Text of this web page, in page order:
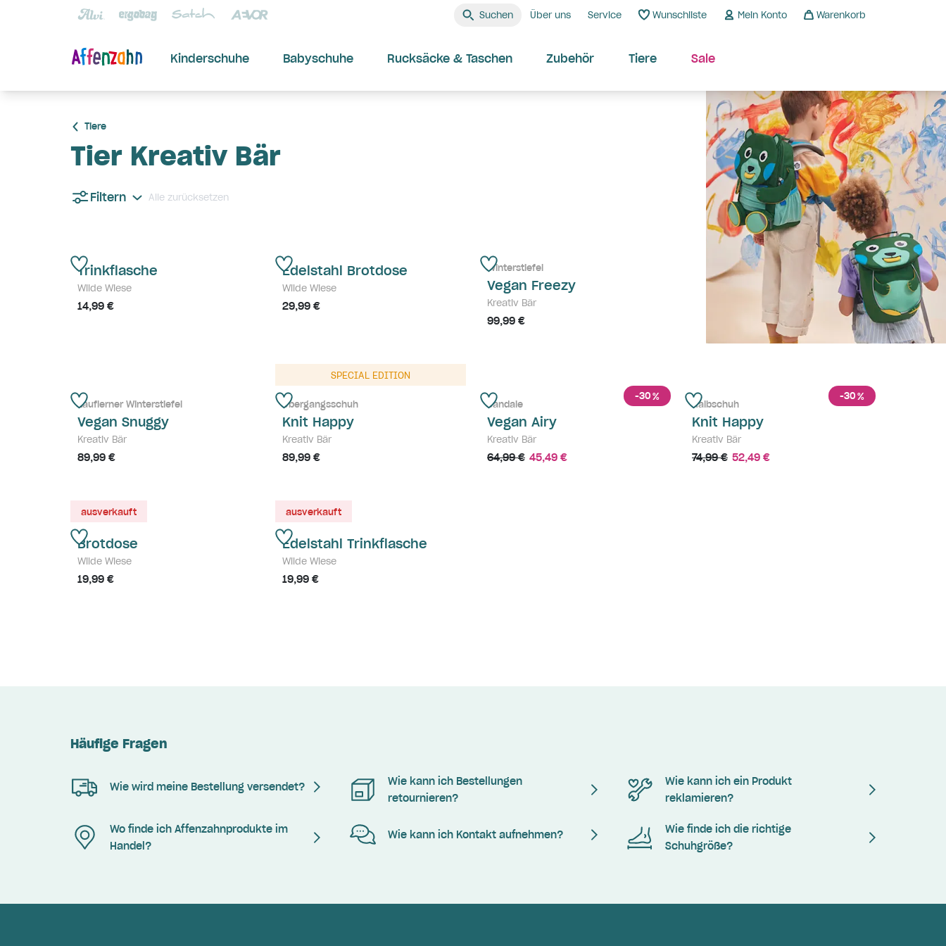
Suchen Über uns Service Wunschliste Mein Konto Warenkorb
Kinderschuhe Babyschuhe Rucksäcke & Taschen Zubehör Tiere Sale
Tiere
Tier Kreativ Bär
Filtern Alle zurücksetzen
Trinkflasche
Wilde Wiese
14,99 €
Edelstahl Brotdose
Wilde Wiese
29,99 €
Winterstiefel
Vegan Freezy
Kreativ Bär
99,99 €
Lauflerner Winterstiefel
Vegan Snuggy
Kreativ Bär
89,99 €
SPECIAL EDITION
Übergangsschuh
Knit Happy
Kreativ Bär
89,99 €
-30%
Sandale
Vegan Airy
Kreativ Bär
64,99 € 45,49 €
-30%
Halbschuh
Knit Happy
Kreativ Bär
74,99 € 52,49 €
ausverkauft
Brotdose
Wilde Wiese
19,99 €
ausverkauft
Edelstahl Trinkflasche
Wilde Wiese
19,99 €
Häufige Fragen
Wie wird meine Bestellung versendet?
Wie kann ich Bestellungen
retournieren?
Wie kann ich ein Produkt
reklamieren?
Wo finde ich Affenzahnprodukte im
Handel?
Wie kann ich Kontakt aufnehmen?
Wie finde ich die richtige
Schuhgröße?